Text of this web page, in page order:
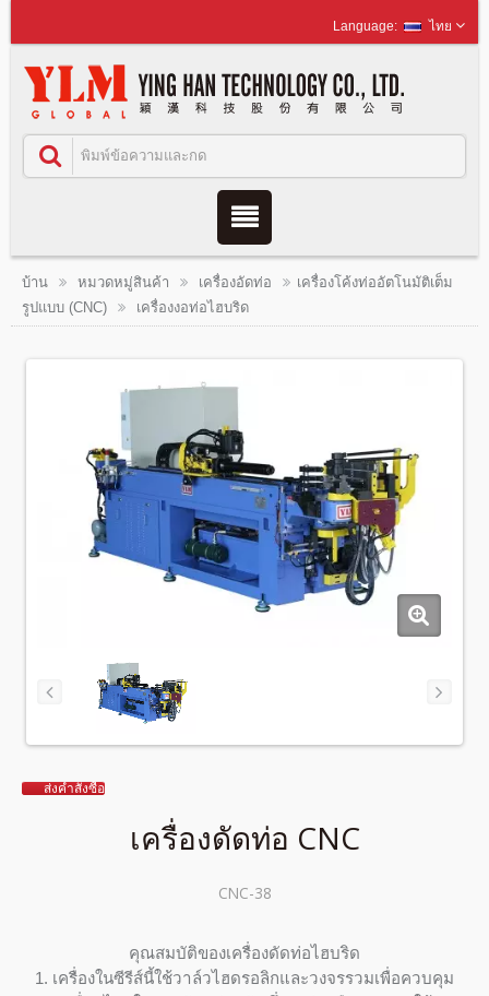
ไทย
บ้าน หมวดหมู่สินค้า เครื่องอัดท่อ
เครื่องโค้งท่ออัตโนมัติเต็ม
รูปแบบ (CNC)
เครื่องงอท่อไฮบริด
ส่งคำสั่งซื้อ
เครื่องดัดท่อ CNC
CNC-38
คุณสมบัติของเครื่องดัดท่อไฮบริด
1. เครื่องในซีรีส์นี้ใช้วาล์วไฮดรอลิกและวงจรรวมเพื่อควบคุม